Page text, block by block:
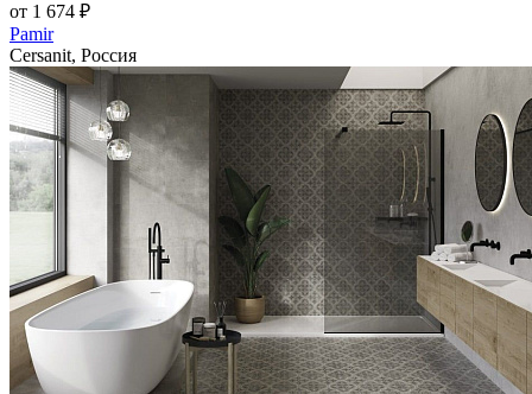
от 1 674 ₽
Pamir
Cersanit, Россия